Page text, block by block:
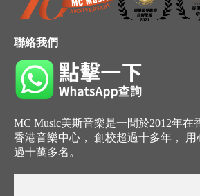
聯絡我們
MC Music美斯音樂是一間於2012年在
香港音樂中心， 創校超過十多年， 用
過十萬多名。